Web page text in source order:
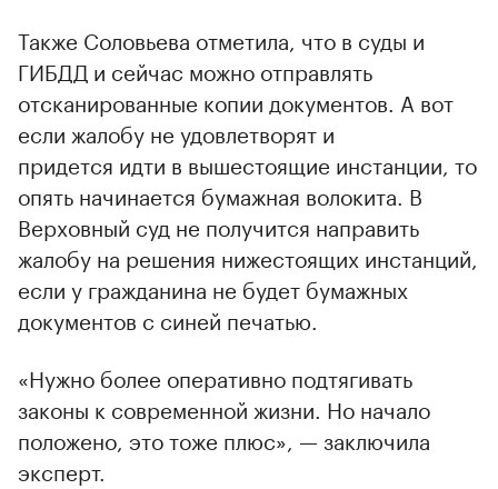
Также Соловьева отметила, что в суды и
ГИБДД и сейчас можно отправлять
отсканированные копии документов. А вот
если жалобу не удовлетворят и
придется идти в вышестоящие инстанции, то
опять начинается бумажная волокита. В
Верховный суд не получится направить
жалобу на решения нижестоящих инстанций,
если у гражданина не будет бумажных
документов с синей печатью.
«Нужно более оперативно подтягивать
законы к современной жизни. Но начало
положено, это тоже плюс», — заключила
эксперт.